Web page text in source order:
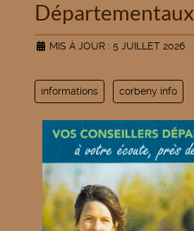
Départementaux
MIS À JOUR : 5 JUILLET 2026
informations corbeny info